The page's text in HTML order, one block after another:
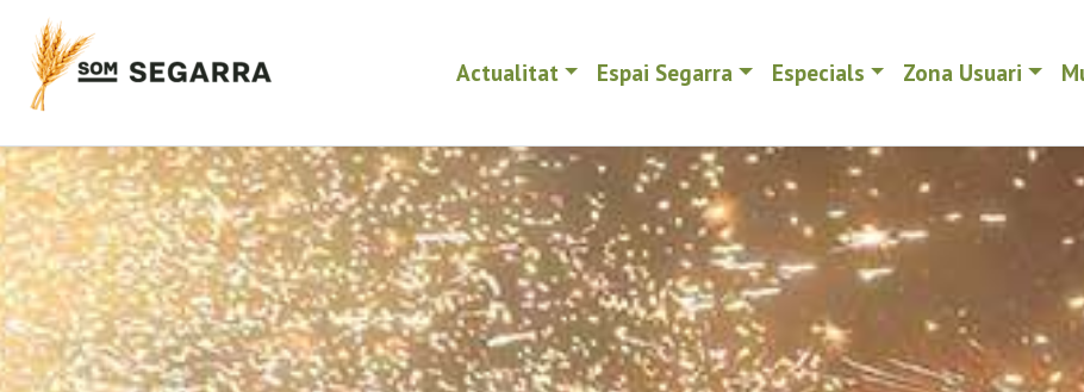
Actualitat Espai Segarra Especials Zona Usuari